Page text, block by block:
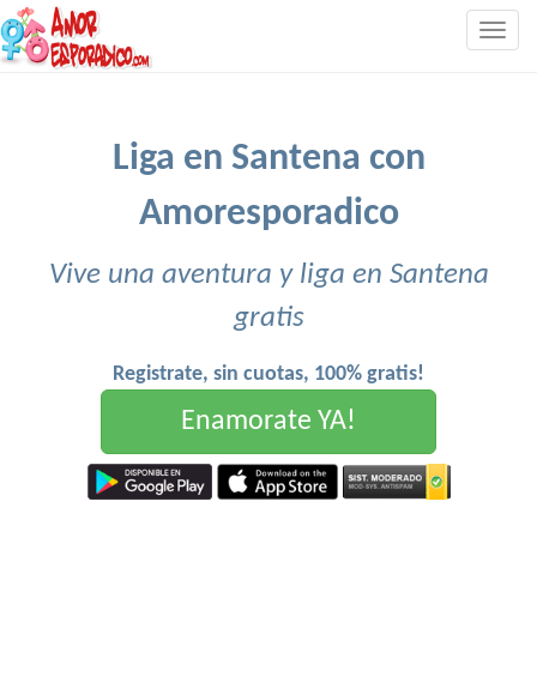
Liga en Santena con
Amoresporadico
Vive una aventura y liga en Santena
gratis
Registrate, sin cuotas, 100% gratis!
Enamorate YA!